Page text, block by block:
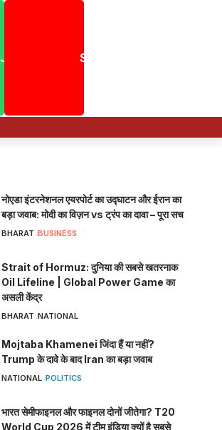
Join Shorts
नोएडा इंटरनेशनल एयरपोर्ट का उद्घाटन और ईरान का
बड़ा जवाब: मोदी का विज़न vs ट्रंप का दावा – पूरा सच
BHARAT BUSINESS
Strait of Hormuz: दुनिया की सबसे खतरनाक
Oil Lifeline | Global Power Game का
असली केंद्र
BHARAT NATIONAL
Mojtaba Khamenei जिंदा हैं या नहीं?
Trump के दावे के बाद Iran का बड़ा जवाब
NATIONAL POLITICS
भारत सेमीफाइनल और फाइनल दोनों जीतेगा? T20
World Cup 2026 में टीम इंडिया क्यों है सबसे